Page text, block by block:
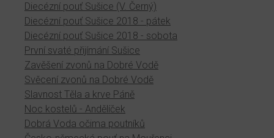
Diecézní pouť Sušice (V. Černý)
Diecézní pouť Sušice 2018 - pátek
Diecézní pouť Sušice 2018 - sobota
První svaté přijímání Sušice
Zavěšení zvonů na Dobré Vodě
Svěcení zvonů na Dobré Vodě
Slavnost Těla a krve Páně
Noc kostelů - Andělíček
Dobrá Voda očima poutníků